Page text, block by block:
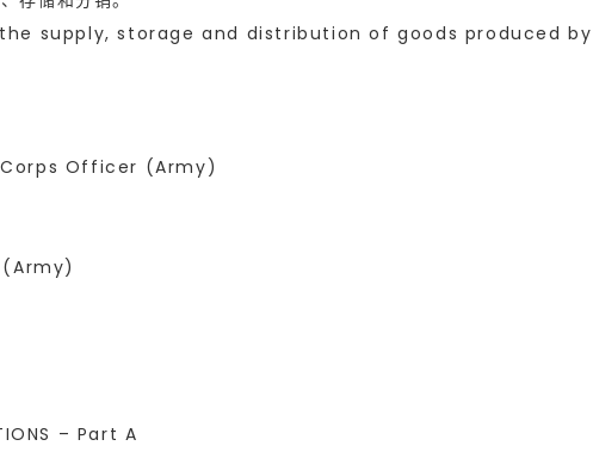
supply, storage and distribution of goods produced
Corps Officer (Army)
(Army)
– Part A